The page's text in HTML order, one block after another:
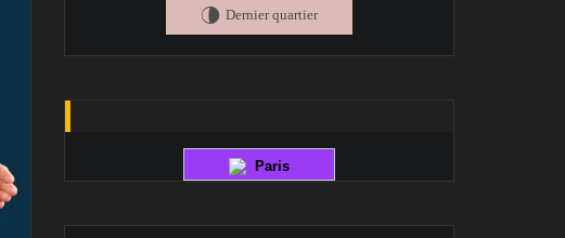
U Dernier quartier
Paris